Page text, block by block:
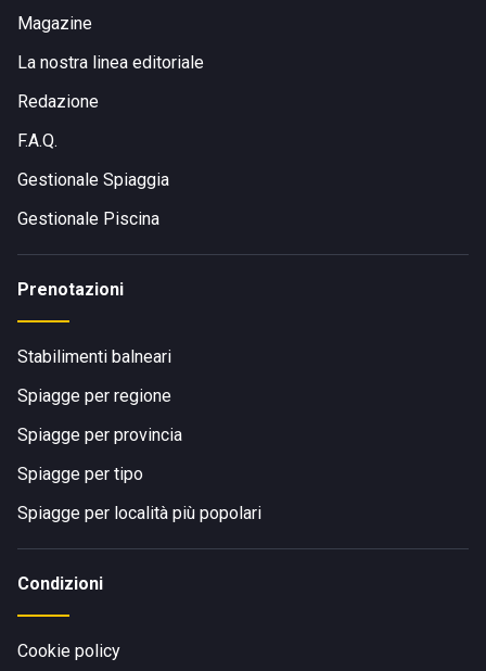
Magazine
La nostra linea editoriale
Redazione
F.A.Q.
Gestionale Spiaggia
Gestionale Piscina
Prenotazioni
Stabilimenti balneari
Spiagge per regione
Spiagge per provincia
Spiagge per tipo
Spiagge per località più popolari
Condizioni
Cookie policy